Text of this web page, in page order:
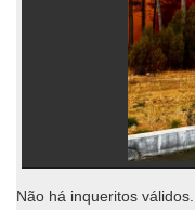
Não há inqueritos válidos.